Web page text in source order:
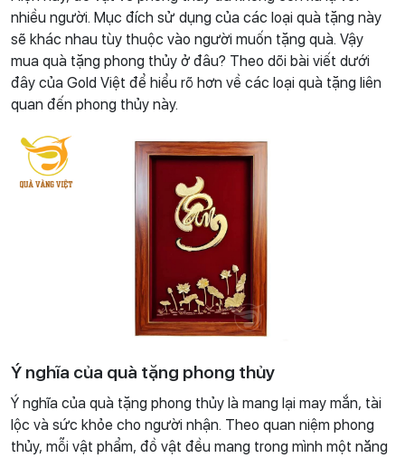
nhiều người. Mục đích sử dụng của các loại quà tặng này
sẽ khác nhau tùy thuộc vào người muốn tặng quà. Vậy
mua quà tặng phong thủy ở đâu? Theo dõi bài viết dưới
đây của Gold Việt để hiểu rõ hơn về các loại quà tặng liên
quan đến phong thủy này.
Ý nghĩa của quà tặng phong thủy
Ý nghĩa của quà tặng phong thủy là mang lại may mắn, tài
lộc và sức khỏe cho người nhận. Theo quan niệm phong
thủy, mỗi vật phẩm, đồ vật đều mang trong mình một năng